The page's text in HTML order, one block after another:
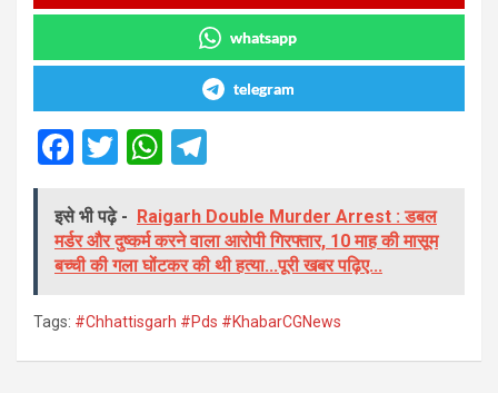
whatsapp
telegram
F
ce
b
o
k
T
tt
er
W
at
s
p
p
e
gr
m
इसे भी पढ़े -
Raigarh Double Murder Arrest : डबल
मर्डर और दुष्कर्म करने वाला आरोपी गिरफ्तार, 10 माह की मासूम
बच्ची की गला घोंटकर की थी हत्या...पूरी खबर पढ़िए...
Tags: #Chhattisgarh #Pds #KhabarCGNews